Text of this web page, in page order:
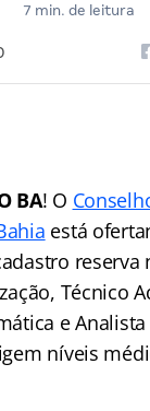
7 min. de leitura
BA! O
está
reserva
Técnico
e
níveis